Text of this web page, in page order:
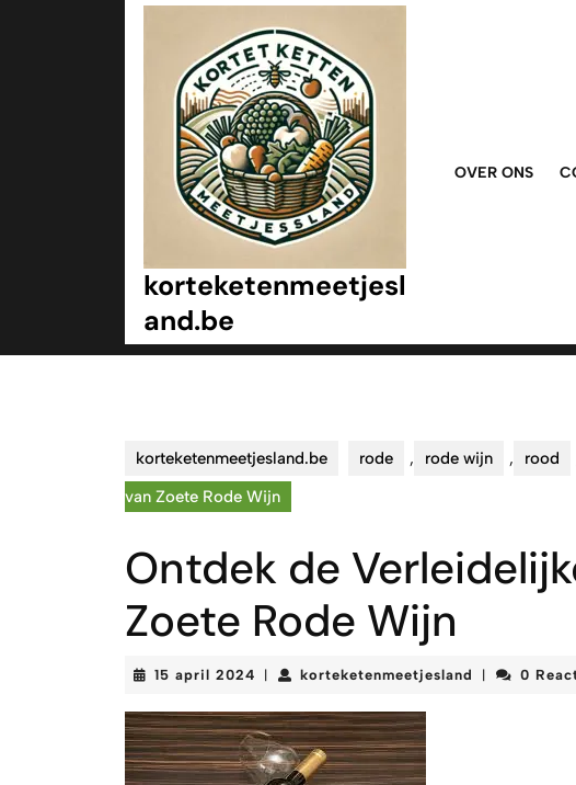
korteketenmeetjesl
and.be
OVER ONS
korteketenmeetjesland.be rode , rode wijn , rood
van Zoete Rode Wijn
Ontdek de
Zoete Rode Wijn
15 april 2024 15
2024
korteketenmeetjesland 0